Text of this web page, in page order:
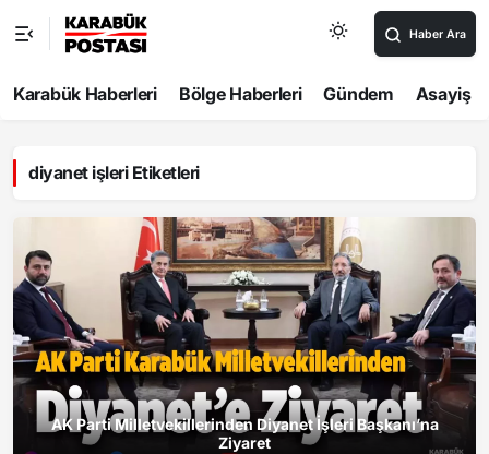
Haber Ara
Karabük Haberleri Bölge Haberleri Gündem Asayiş
diyanet işleri Etiketleri
AK Parti Milletvekillerinden Diyanet İşleri Başkanı’na
Ziyaret